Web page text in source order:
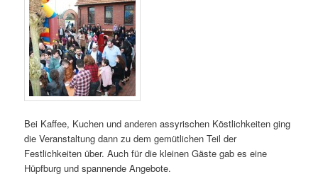
Bei Kaffee, Kuchen und anderen assyrischen Köstlichkeiten ging
die Veranstaltung dann zu dem gemütlichen Teil der
Festlichkeiten über. Auch für die kleinen Gäste gab es eine
Hüpfburg und spannende Angebote.